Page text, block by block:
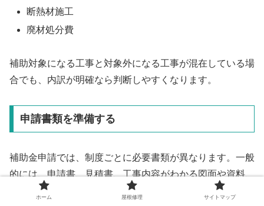
断熱材施工
廃材処分費
補助対象になる工事と対象外になる工事が混在している場
合でも、内訳が明確なら判断しやすくなります。
申請書類を準備する
補助金申請では、制度ごとに必要書類が異なります。一般
的には、申請書、見積書、工事内容がわかる図面や資料、
施工前写真、納税証明、住民票、所有者確認書類、同意書
ホーム 屋根修理 サイトマップ